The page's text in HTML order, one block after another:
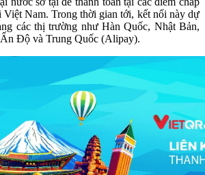
Nam. Trong thời gian tới, kết nối này dự
các thị trường như Hàn Quốc, Nhật Bản,
Độ và Trung Quốc (Alipay).